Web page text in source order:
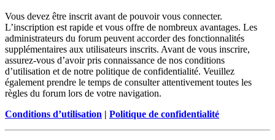
Vous devez être inscrit avant de pouvoir vous connecter.
L’inscription est rapide et vous offre de nombreux avantages. Les
administrateurs du forum peuvent accorder des fonctionnalités
supplémentaires aux utilisateurs inscrits. Avant de vous inscrire,
assurez-vous d’avoir pris connaissance de nos conditions
d’utilisation et de notre politique de confidentialité. Veuillez
également prendre le temps de consulter attentivement toutes les
règles du forum lors de votre navigation.
Conditions d’utilisation | Politique de confidentialité